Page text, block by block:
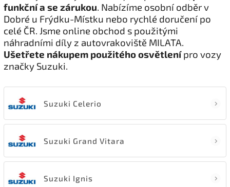
funkční a se zárukou. Nabízíme osobní odběr v
Dobré u Frýdku-Místku nebo rychlé doručení po
celé ČR. Jsme online obchod s použitými
náhradními díly z autovrakoviště MILATA.
Ušetřete nákupem použitého osvětlenípro vozy
značky Suzuki.
Suzuki Celerio
Suzuki Grand Vitara
Suzuki Ignis